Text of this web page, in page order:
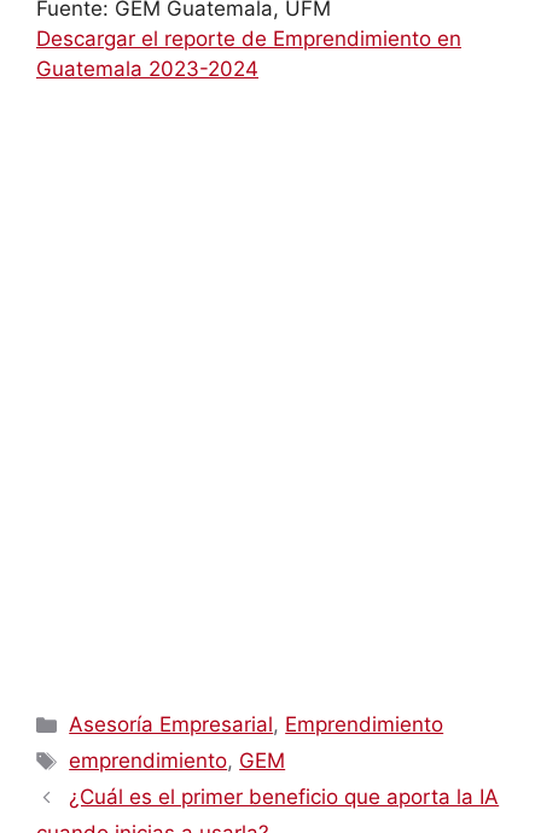
Fuente: GEM Guatemala, UFM
Descargar el reporte de Emprendimiento en
Guatemala 2023-2024
Categorías
Asesoría Empresarial, Emprendimiento
Etiquetas
emprendimiento, GEM
¿Cuál es el primer beneficio que aporta la IA